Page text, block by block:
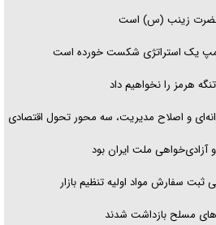
حضرت زینب (س) است
یک استراتژی شکست خورده است
هرمز را نخواهیم داد
و اصلاح مدیریت، سه محور تحول اقتصادی
ملت ایران بود
ثبت سفارش مواد اولیه تنظیم بازار